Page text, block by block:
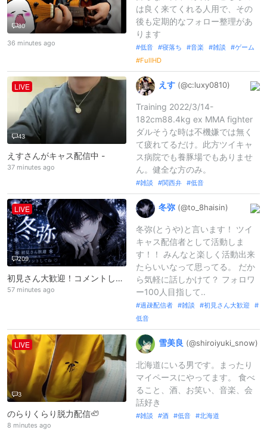
80
36 minutes ago
は良く来てくれる人用で、その
後も定期的なフォロー整理があ
ります
低音 寝落ち 音楽 雑談
ゲーム
FullHD
LIVE
43
えすさんがキャス配信中 -
37 minutes ago
えす (@c:luxy0810)
Training 2022/3/14-
182cm88.4kg ex MMA fighter
ダルそうな時は不機嫌では無く
て疲れてるだけ。此方ツイキャ
ス病院でも養豚場でもありませ
ん。健全な方のみ。
雑談 関西弁 低音
LIVE
209
初見さん大歓迎！コメントしてね！ みんなおいで #過疎配信者 #推し不在 #推し探し #低音
57 minutes ago
冬弥 (@to_ 8haisin)
冬弥(とうや)と言います！ ツイ
キャス配信者として活動しま
す！！ みんなと楽しく活動出来
たらいいなって思ってる。 だか
ら気軽に話しかけて？ フォロワ
ー100人目指して..
過疎配信者 雑談
初見さん大歓迎
低音
LIVE
3
のらりくらり脱力配信🦥
8 minutes ago
雪美良 (@shiroiyuki snow)
北海道にいる男です。まったり
マイペースにやってます。 食べ
ること、酒、お笑い、音楽、会
話好き
雑談 酒 低音 北海道